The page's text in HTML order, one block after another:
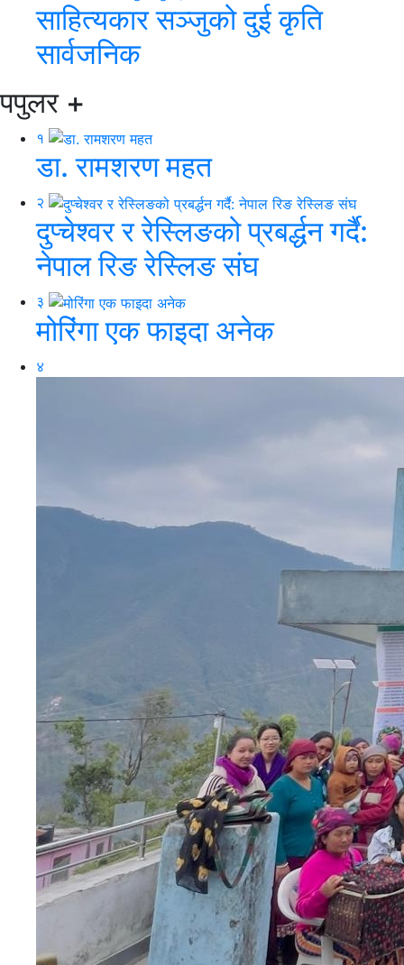
साहित्यकार सञ्जुको दुई कृति
सार्वजनिक
पपुलर +
१
डा. रामशरण महत
२
दुप्चेश्वर र रेस्लिङको प्रबर्द्धन गर्दै:
नेपाल रिङ रेस्लिङ संघ
३
मोरिंगा एक फाइदा अनेक
४